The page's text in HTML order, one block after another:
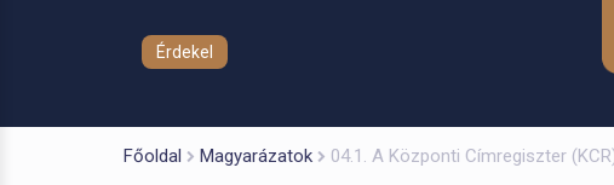
Érdekel
Főoldal Magyarázatok 04.1. A Központi Címregiszter